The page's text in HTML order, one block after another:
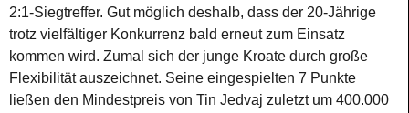
2:1-Siegtreffer. Gut möglich deshalb, dass der 20-Jährige
trotz vielfältiger Konkurrenz bald erneut zum Einsatz
kommen wird. Zumal sich der junge Kroate durch große
Flexibilität auszeichnet. Seine eingespielten 7 Punkte
ließen den Mindestpreis von Tin Jedvaj zuletzt um 400.000